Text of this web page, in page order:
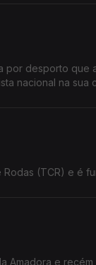
por desporto
nacional na sua
(TCR) e é
da Amadora